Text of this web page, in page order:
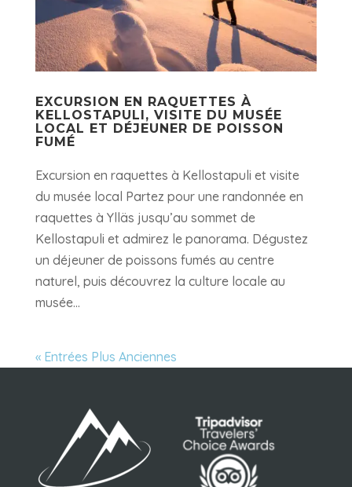
EXCURSION EN RAQUETTES À
KELLOSTAPULI, VISITE DU MUSÉE
LOCAL ET DÉJEUNER DE POISSON
FUMÉ
Excursion en raquettes à Kellostapuli et visite
du musée local Partez pour une randonnée en
raquettes à Ylläs jusqu’au sommet de
Kellostapuli et admirez le panorama. Dégustez
un déjeuner de poissons fumés au centre
naturel, puis découvrez la culture locale au
musée...
« Entrées Plus Anciennes